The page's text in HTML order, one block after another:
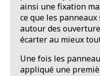
ainsi une fixation
ce que les
autour des
écarter au mieux
Une fois les
appliqué une